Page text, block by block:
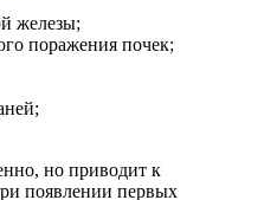
железы;
поражения почек;
но приводит к
появлении первых